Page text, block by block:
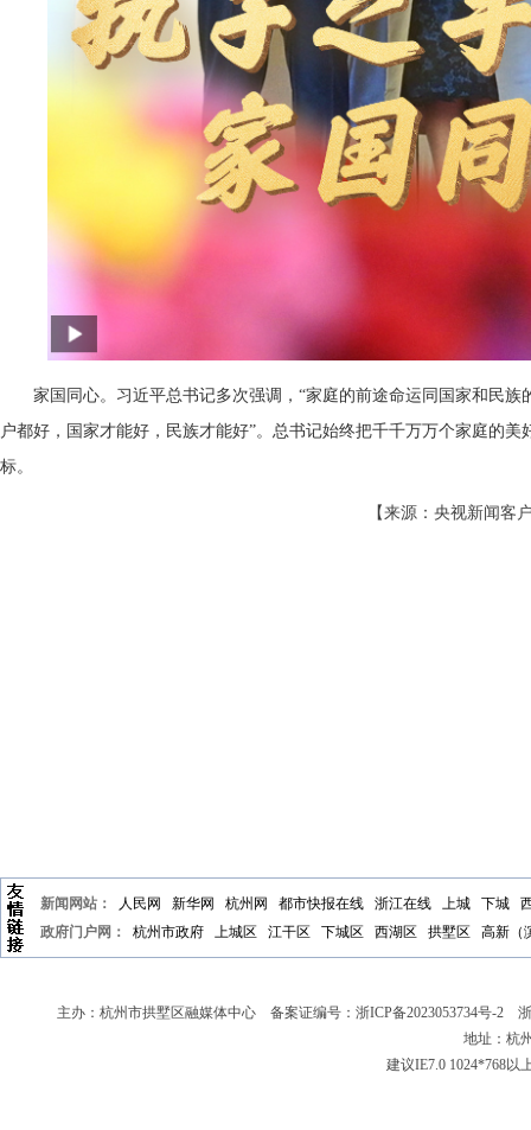
家国同心。习近平总书记多次强调，“家庭的前途命运同国家和民族
户都好，国家才能好，民族才能好”。总书记始终把千千万万个家庭的美
标。
【来源：央视新闻
新闻网站： 人民网 新华网 杭州网 都市快报在线 浙江在线 上城 下城
政府门户网：
杭州市政府 上城区 江干区 下城区 西湖区 拱墅区 高新（
主办：杭州市拱墅区融媒体中心 备案证编号： 浙ICP备2023053734号-2 浙
地址：杭
建议IE7.0 1024*768